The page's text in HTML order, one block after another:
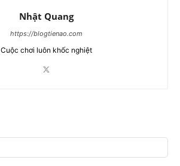
Nhật Quang
https://blogtienao.com
Cuộc chơi luôn khốc nghiệt